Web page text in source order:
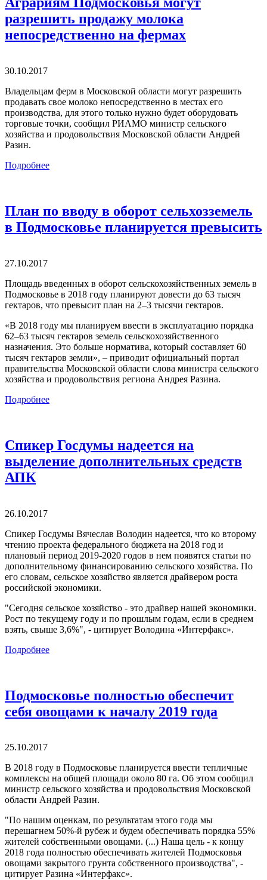
разрешить продажу молока
непосредственно на фермах
30.10.2017
Владельцам ферм в Московской области могут разрешить
продавать свое молоко непосредственно в местах его
производства, для этого только нужно будет оборудовать
торговые точки, сообщил РИАМО министр сельского
хозяйства и продовольствия Московской области Андрей
Разин.
Подробнее
План по вводу в оборот сельхозземель
в Подмосковье планируется превысить
27.10.2017
Площадь введенных в оборот сельскохозяйственных земель в
Подмосковье в 2018 году планируют довести до 63 тысяч
гектаров, что превысит план на 2–3 тысячи гектаров.
«В 2018 году мы планируем ввести в эксплуатацию порядка
62–63 тысяч гектаров земель сельскохозяйственного
назначения. Это больше норматива, который составляет 60
тысяч гектаров земли», – приводит официальный портал
правительства Московской области слова министра сельского
хозяйства и продовольствия региона Андрея Разина.
Подробнее
Спикер Госдумы надеется на
выделение дополнительных средств
АПК
26.10.2017
Спикер Госдумы Вячеслав Володин надеется, что ко второму
чтению проекта федерального бюджета на 2018 год и
плановый период 2019-2020 годов в нем появятся статьи по
дополнительному финансированию сельского хозяйства. По
его словам, сельское хозяйство является драйвером роста
российской экономики.
"Сегодня сельское хозяйство - это драйвер нашей экономики.
Рост по текущему году и по прошлым годам, если в среднем
взять, свыше 3,6%", - цитирует Володина «Интерфакс».
Подробнее
Подмосковье полностью обеспечит
себя овощами к началу 2019 года
25.10.2017
В 2018 году в Подмосковье планируется ввести тепличные
комплексы на общей площади около 80 га. Об этом сообщил
министр сельского хозяйства и продовольствия Московской
области Андрей Разин.
"По нашим оценкам, по результатам этого года мы
перешагнем 50%-й рубеж и будем обеспечивать порядка 55%
жителей собственными овощами. (...) Наша цель - к концу
2018 года полностью обеспечивать жителей Подмосковья
овощами закрытого грунта собственного производства", -
цитирует Разина «Интерфакс».